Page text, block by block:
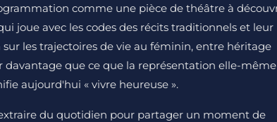
comme une pièce de théâtre à
joue avec les codes des récits traditionnels et leur
les trajectoires de vie au féminin, entre héritage
davantage que ce que la représentation elle-même
aujourd'hui « vivre heureuse ».
du quotidien pour partager un moment de